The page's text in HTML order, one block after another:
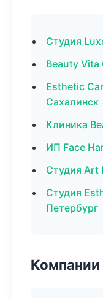
Студия
Beauty
Esthetic
Сахалинск
Клиника
ИП Face
Студия
Студия
Петербург
Компании